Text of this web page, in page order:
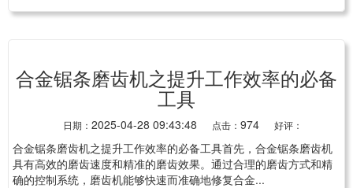
合金锯条磨齿机之提升工作效率的必备
工具
日期： 2025-04-28 09:43:48 点击： 974 好评：
合金锯条磨齿机之提升工作效率的必备工具首先，合金锯条磨齿机
具有高效的磨齿速度和精准的磨齿效果。通过合理的磨齿方式和精
确的控制系统，磨齿机能够快速而准确地修复合金...